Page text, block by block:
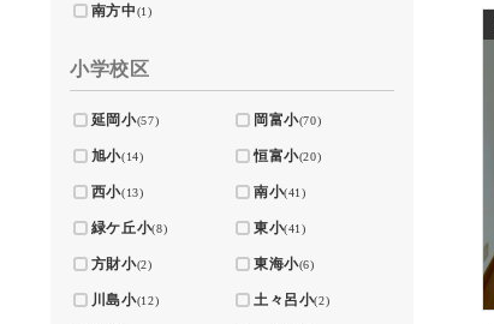
南方中(1)
小学校区
延岡小(57) 岡富小(70)
旭小(14) 恒富小(20)
西小(13) 南小(41)
緑ケ丘小(8) 東小(41)
方財小(2) 東海小(6)
川島小(12) 土々呂小(2)